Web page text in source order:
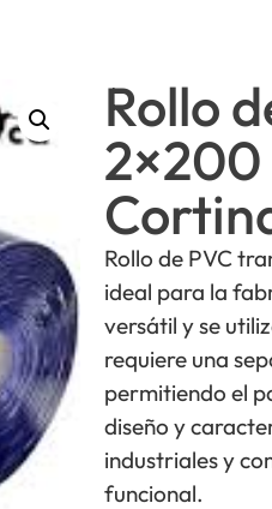
Rollo
2×200
Rollo de PVC
ideal para la
versátil y se
requiere una
permitiendo el
diseño y
industriales y
funcional.